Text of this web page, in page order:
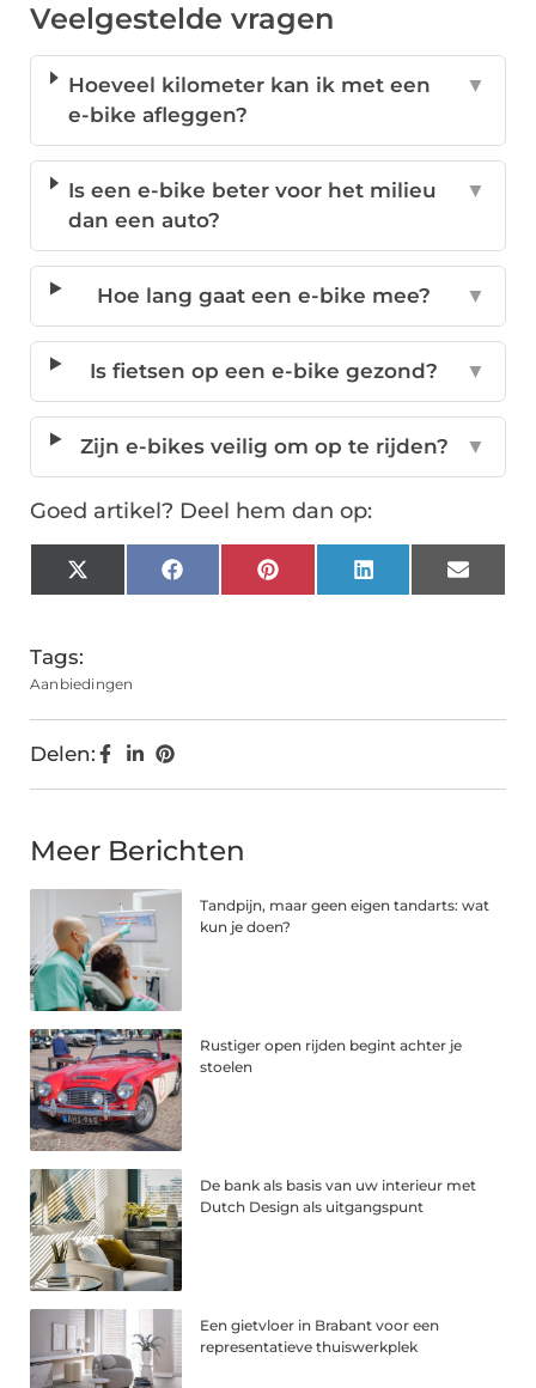
Veelgestelde vragen
Hoeveel kilometer kan ik met een
e-bike afleggen?
▼
Is een e-bike beter voor het milieu
dan een auto?
▼
Hoe lang gaat een e-bike mee? ▼
Is fietsen op een e-bike gezond? ▼
Zijn e-bikes veilig om op te rijden? ▼
Goed artikel? Deel hem dan op:
X
(Twitter)
FacebookPinterestLinkedInEmail
Tags:
Aanbiedingen
Delen:
Meer Berichten
Tandpijn, maar geen eigen tandarts: wat
kun je doen?
Rustiger open rijden begint achter je
stoelen
De bank als basis van uw interieur met
Dutch Design als uitgangspunt
Een gietvloer in Brabant voor een
representatieve thuiswerkplek